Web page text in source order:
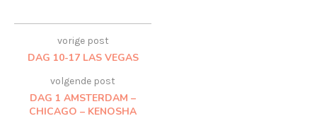
vorige post
DAG 10-17 LAS VEGAS
volgende post
DAG 1 AMSTERDAM –
CHICAGO – KENOSHA